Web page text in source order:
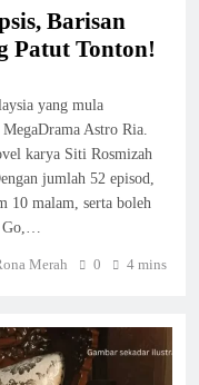
Barisan
Patut Tonton!
yang mula
Astro Ria.
karya Siti Rosmizah
jumlah 52 episod,
10 malam, serta boleh
Merah 0 4 mins